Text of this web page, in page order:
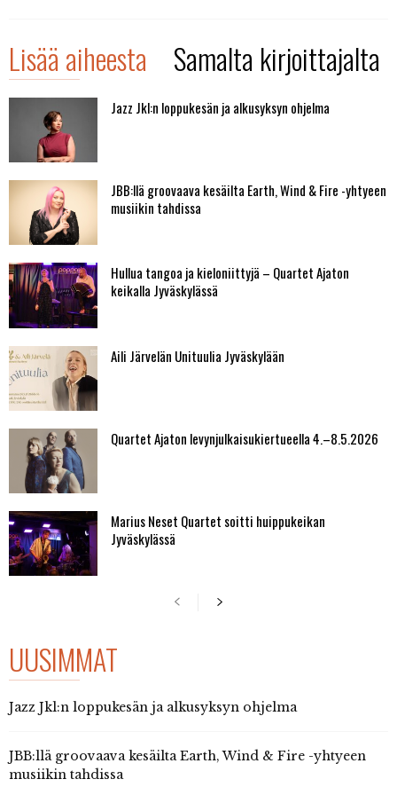
Lisää aiheesta Samalta kirjoittajalta
Jazz Jkl:n loppukesän ja alkusyksyn ohjelma
JBB:llä groovaava kesäilta Earth, Wind & Fire -yhtyeen
musiikin tahdissa
Hullua tangoa ja kieloniittyjä – Quartet Ajaton
keikalla Jyväskylässä
Aili Järvelän Unituulia Jyväskylään
Quartet Ajaton levynjulkaisukiertueella 4.–8.5.2026
Marius Neset Quartet soitti huippukeikan
Jyväskylässä
UUSIMMAT
Jazz Jkl:n loppukesän ja alkusyksyn ohjelma
JBB:llä groovaava kesäilta Earth, Wind & Fire -yhtyeen
musiikin tahdissa